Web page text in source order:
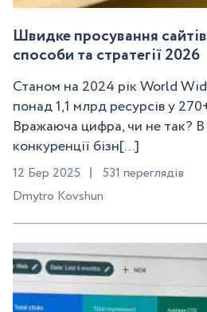
Швидке просування
способи та стратегії 2026
Станом на 2024 рік World
понад 1,1 млрд ресурсів у
Вражаюча цифра, чи не так? В
конкуренції бізн[...]
12 Бер 2025
531 переглядів
Dmytro Kovshun